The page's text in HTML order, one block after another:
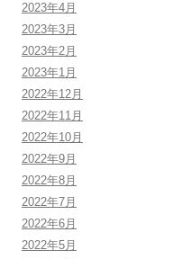
2023年4月
2023年3月
2023年2月
2023年1月
2022年12月
2022年11月
2022年10月
2022年9月
2022年8月
2022年7月
2022年6月
2022年5月